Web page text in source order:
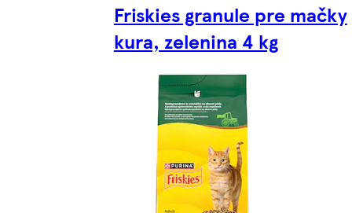
Friskies granule pre mačky
kura, zelenina 4 kg